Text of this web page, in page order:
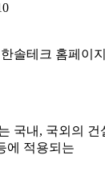
솔테크 홈페이
국내, 국외의
에 적용되는